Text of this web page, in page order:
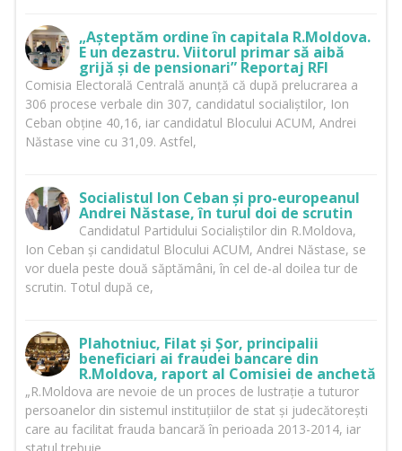
„Așteptăm ordine în capitala R.Moldova.
E un dezastru. Viitorul primar să aibă
grijă și de pensionari” Reportaj RFI
Comisia Electorală Centrală anunță că după prelucrarea a
306 procese verbale din 307, candidatul socialiștilor, Ion
Ceban obține 40,16, iar candidatul Blocului ACUM, Andrei
Năstase vine cu 31,09. Astfel,
Socialistul Ion Ceban și pro-europeanul
Andrei Năstase, în turul doi de scrutin
Candidatul Partidului Socialiștilor din R.Moldova,
Ion Ceban și candidatul Blocului ACUM, Andrei Năstase, se
vor duela peste două săptămâni, în cel de-al doilea tur de
scrutin. Totul după ce,
Plahotniuc, Filat și Șor, principalii
beneficiari ai fraudei bancare din
R.Moldova, raport al Comisiei de anchetă
„R.Moldova are nevoie de un proces de lustrație a tuturor
persoanelor din sistemul instituțiilor de stat și judecătorești
care au facilitat frauda bancară în perioada 2013-2014, iar